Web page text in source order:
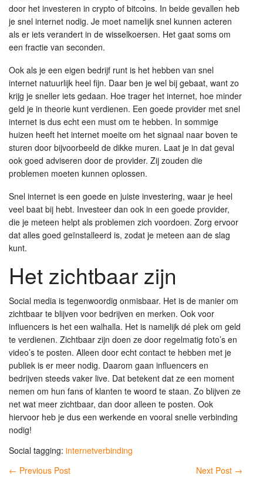
door het investeren in crypto of bitcoins. In beide gevallen heb
je snel internet nodig. Je moet namelijk snel kunnen acteren
als er iets verandert in de wisselkoersen. Het gaat soms om
een fractie van seconden.
Ook als je een eigen bedrijf runt is het hebben van snel
internet natuurlijk heel fijn. Daar ben je wel bij gebaat, want zo
krijg je sneller iets gedaan. Hoe trager het internet, hoe minder
geld je in theorie kunt verdienen. Een goede provider met snel
internet is dus echt een must om te hebben. In sommige
huizen heeft het internet moeite om het signaal naar boven te
sturen door bijvoorbeeld de dikke muren. Laat je in dat geval
ook goed adviseren door de provider. Zij zouden die
problemen moeten kunnen oplossen.
Snel internet is een goede en juiste investering, waar je heel
veel baat bij hebt. Investeer dan ook in een goede provider,
die je meteen helpt als problemen zich voordoen. Zorg ervoor
dat alles goed geïnstalleerd is, zodat je meteen aan de slag
kunt.
Het zichtbaar zijn
Social media is tegenwoordig onmisbaar. Het is de manier om
zichtbaar te blijven voor bedrijven en merken. Ook voor
influencers is het een walhalla. Het is namelijk dé plek om geld
te verdienen. Zichtbaar zijn doen ze door regelmatig foto’s en
video’s te posten. Alleen door echt contact te hebben met je
publiek is er meer nodig. Daarom gaan influencers en
bedrijven steeds vaker live. Dat betekent dat ze een moment
nemen om hun fans of klanten te woord te staan. Zo blijven ze
net wat meer zichtbaar, dan door alleen te posten. Ook
hiervoor heb je dus een werkende en vooral snelle verbinding
nodig!
Social tagging: internetverbinding
← Previous Post Next Post →